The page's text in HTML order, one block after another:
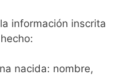
información inscrita
nacida: nombre,